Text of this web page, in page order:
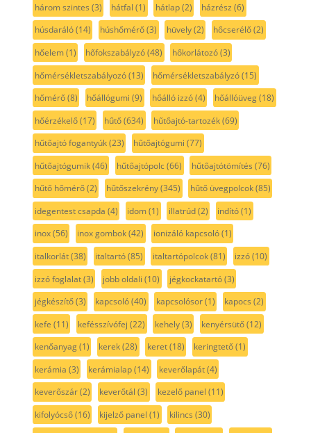
három szintes (3) hátfal (1) hátlap(2) házrész (6)
húsdaráló(14) húshőmérő(3) hüvely(2) hőcserélő(2)
hőelem(1) hőfokszabályzó(48) hőkorlátozó(3)
hőmérsékletszabályozó(13) hőmérsékletszabályzó(15)
hőmérő(8) hőállógumi (9) hőálló izzó(4) hőállóüveg(18)
hőérzékelő(17) hűtő(634) hűtőajtó-tartozék(69)
hűtőajtó fogantyúk(23) hűtőajtógumi (77)
hűtőajtógumik(46) hűtőajtópolc(66) hűtőajtótömítés (76)
hűtő hőmérő(2) hűtőszekrény(345) hűtő üvegpolcok(85)
idegentest csapda (4) idom(1) illatrúd(2) indító(1)
inox(56) inox gombok(42) ionizáló kapcsoló(1)
italkorlát(38) italtartó(85) italtartópolcok(81) izzó(10)
izzó foglalat(3) jobb oldali (10) jégkockatartó(3)
jégkészítő(3) kapcsoló(40) kapcsolósor(1) kapocs (2)
kefe (11) kefésszívófej (22) kehely(3) kenyérsütő(12)
kenőanyag(1) kerek(28) keret(18) keringtető(1)
kerámia (3) kerámialap(14) keverőlapát(4)
keverőszár(2) keverőtál (3) kezelő panel (11)
kifolyócső(16) kijelző panel (1) kilincs (30)